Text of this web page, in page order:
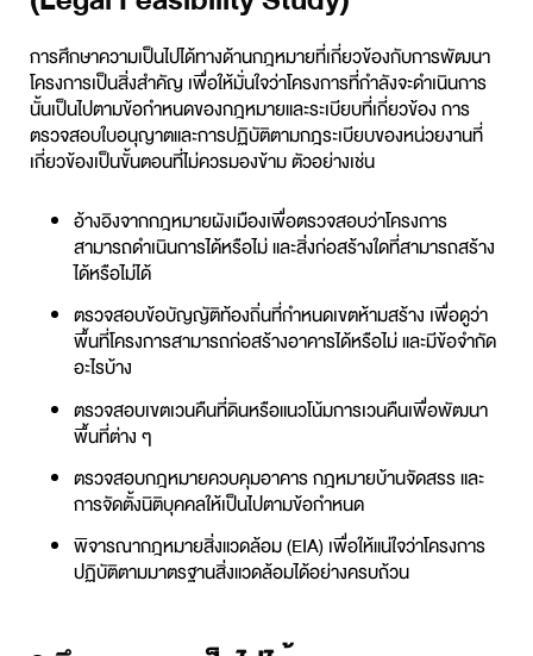
การศึกษาความเป็นไปได้ทางด้านกฎหมายที่เกี่ยวข้องกับการพัฒนา
โครงการเป็นสิ่งสำคัญ เพื่อให้มั่นใจว่าโครงการที่กำลังจะดำเนินการ
นั้นเป็นไปตามข้อกำหนดของกฎหมายและระเบียบที่เกี่ยวข้อง การ
ตรวจสอบใบอนุญาตและการปฏิบัติตามกฎระเบียบของหน่วยงานที่
เกี่ยวข้องเป็นขั้นตอนที่ไม่ควรมองข้าม ตัวอย่างเช่น
อ้างอิงจากกฎหมายผังเมืองเพื่อตรวจสอบว่าโครงการ
สามารถดำเนินการได้หรือไม่ และสิ่งก่อสร้างใดที่สามารถสร้าง
ได้หรือไม่ได้
ตรวจสอบข้อบัญญัติท้องถิ่นที่กำหนดเขตห้ามสร้าง เพื่อดูว่า
พื้นที่โครงการสามารถก่อสร้างอาคารได้หรือไม่ และมีข้อจำกัด
อะไรบ้าง
ตรวจสอบเขตเวนคืนที่ดินหรือแนวโน้มการเวนคืนเพื่อพัฒนา
พื้นที่ต่าง ๆ
ตรวจสอบกฎหมายควบคุมอาคาร กฎหมายบ้านจัดสรร และ
การจัดตั้งนิติบุคคลให้เป็นไปตามข้อกำหนด
พิจารณากฎหมายสิ่งแวดล้อม (EIA) เพื่อให้แน่ใจว่าโครงการ
ปฏิบัติตามมาตรฐานสิ่งแวดล้อมได้อย่างครบถ้วน